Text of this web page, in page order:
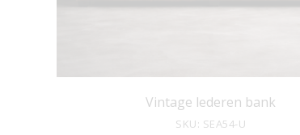
Vintage lederen bank
SKU: SEA54-U